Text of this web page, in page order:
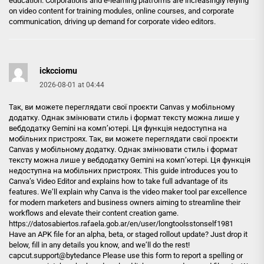
on video content for training modules, online courses, and corporate
communication, driving up demand for corporate video editors.
ickcciomu
2026-08-01 at 04:44
Так, ви можете переглядати свої проєкти Canvas у мобільному
додатку. Однак змінювати стиль і формат тексту можна лише у
вебдодатку Gemini на комп’ютері. Ця функція недоступна на
мобільних пристроях. Так, ви можете переглядати свої проєкти
Canvas у мобільному додатку. Однак змінювати стиль і формат
тексту можна лише у вебдодатку Gemini на комп’ютері. Ця функція
недоступна на мобільних пристроях. This guide introduces you to
Canva’s Video Editor and explains how to take full advantage of its
features. We’ll explain why Canva is the video maker tool par excellence
for modern marketers and business owners aiming to streamline their
workflows and elevate their content creation game.
https://datosabiertos.rafaela.gob.ar/en/user/longtoolsstonself1981
Have an APK file for an alpha, beta, or staged rollout update? Just drop it
below, fill in any details you know, and we’ll do the rest!
capcut.support@bytedance Please use this form to report a spelling or